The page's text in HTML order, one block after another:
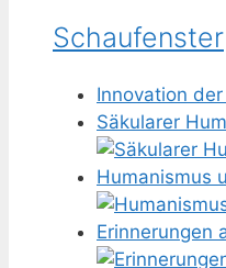
Schaufenster
Innovation
Säkularer
Humanismus
Erinnerungen